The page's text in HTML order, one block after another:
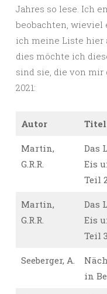
Jahres so lese. Ich
beobachten, wieviel
ich meine Liste hier
dies möchte ich
sind sie, die von mir
2021:
Autor Titel
Martin,
G.R.R.
Das
Eis
Teil
Martin,
G.R.R.
Das
Eis
Teil 3
Seeberger, A.
in